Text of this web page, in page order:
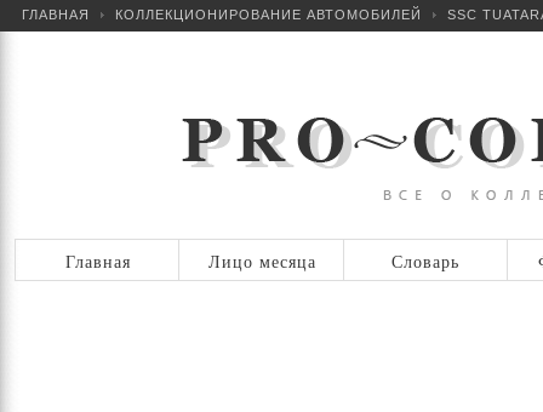
ГЛАВНАЯ КОЛЛЕКЦИОНИРОВАНИЕ АВТОМОБИЛЕЙ SSC
Главная Лицо месяца Словарь